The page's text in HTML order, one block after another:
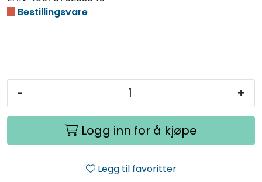
Bestillingsvare
- +
Logg inn for å kjøpe
Legg til favoritter